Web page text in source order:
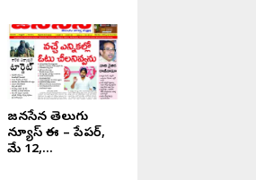
జనసేన తెలుగు
న్యూస్ ఈ – పేపర్,
మే 12,...